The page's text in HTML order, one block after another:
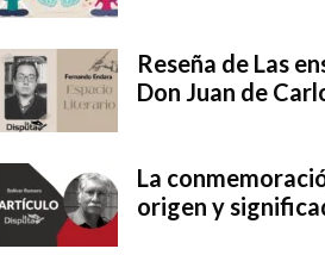
Reseña de Las
Don Juan de
La
origen y